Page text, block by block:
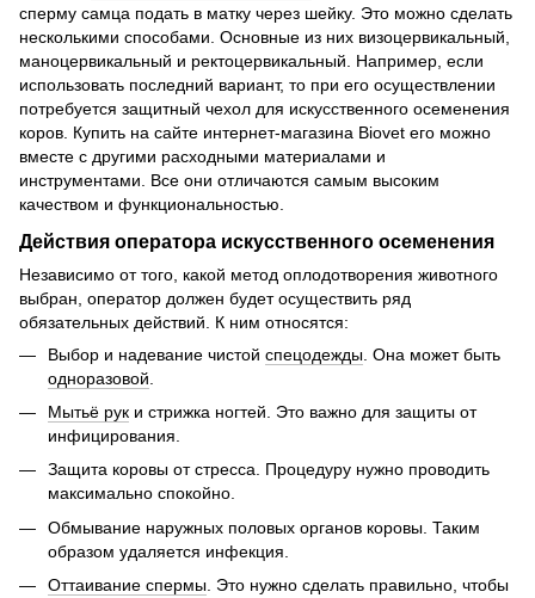
сперму самца подать в матку через шейку. Это можно сделать
несколькими способами. Основные из них визоцервикальный,
маноцервикальный и ректоцервикальный. Например, если
использовать последний вариант, то при его осуществлении
потребуется защитный чехол для искусственного осеменения
коров. Купить на сайте интернет-магазина Biovet его можно
вместе с другими расходными материалами и
инструментами. Все они отличаются самым высоким
качеством и функциональностью.
Действия оператора искусственного осеменения
Независимо от того, какой метод оплодотворения животного
выбран, оператор должен будет осуществить ряд
обязательных действий. К ним относятся:
Выбор и надевание чистой спецодежды . Она может быть
одноразовой
Мытьё рук и стрижка ногтей. Это важно для защиты от
инфицирования.
Защита коровы от стресса. Процедуру нужно проводить
максимально спокойно.
Обмывание наружных половых органов коровы. Таким
образом удаляется инфекция.
Оттаивание спермы . Это нужно сделать правильно, чтобы